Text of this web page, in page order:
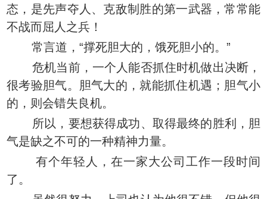
态，是先声夺人、克敌制胜的第一武器，常常能
不战而屈人之兵！
常言道，“撑死胆大的，饿死胆小的。”
危机当前，一个人能否抓住时机做出决断，
很考验胆气。胆气大的，就能抓住机遇；胆气小
的，则会错失良机。
所以，要想获得成功、取得最终的胜利，胆
气是缺之不可的一种精神力量。
有个年轻人，在一家大公司工作一段时间
了。